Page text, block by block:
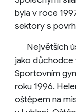
byla v roce
sektory s
Největších
jako důchodce
Sportovním
roku 1996.
oštěpem na